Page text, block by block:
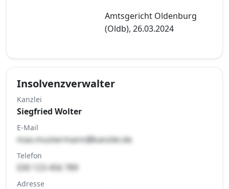
Amtsgericht Oldenburg
(Oldb), 26.03.2024
Insolvenzverwalter
Kanzlei
Siegfried Wolter
E-Mail
max.mustermann@kanzlei.de
Telefon
030 123 456 789
Adresse